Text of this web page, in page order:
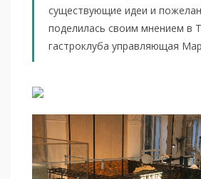
существующие идеи и
поделилась своим мнением в
гастроклуба управляющая